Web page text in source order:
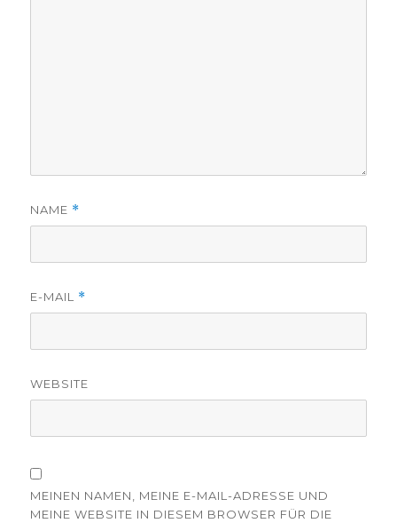
NAME *
E-MAIL *
WEBSITE
MEINEN NAMEN, MEINE E-MAIL-ADRESSE UND
MEINE WEBSITE IN DIESEM BROWSER FÜR DIE